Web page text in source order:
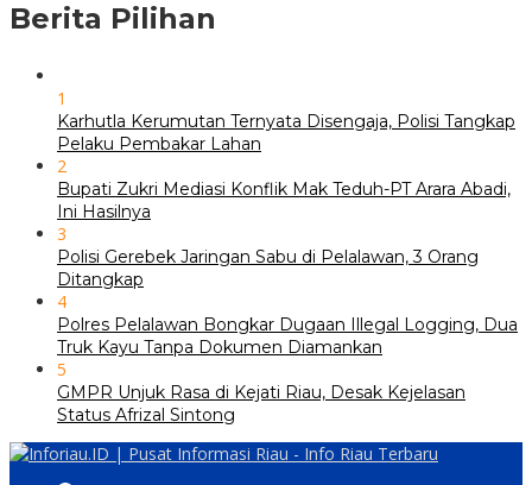
Berita Pilihan
1
Karhutla Kerumutan Ternyata Disengaja, Polisi Tangkap
Pelaku Pembakar Lahan
2
Bupati Zukri Mediasi Konflik Mak Teduh-PT Arara Abadi,
Ini Hasilnya
3
Polisi Gerebek Jaringan Sabu di Pelalawan, 3 Orang
Ditangkap
4
Polres Pelalawan Bongkar Dugaan Illegal Logging, Dua
Truk Kayu Tanpa Dokumen Diamankan
5
GMPR Unjuk Rasa di Kejati Riau, Desak Kejelasan
Status Afrizal Sintong